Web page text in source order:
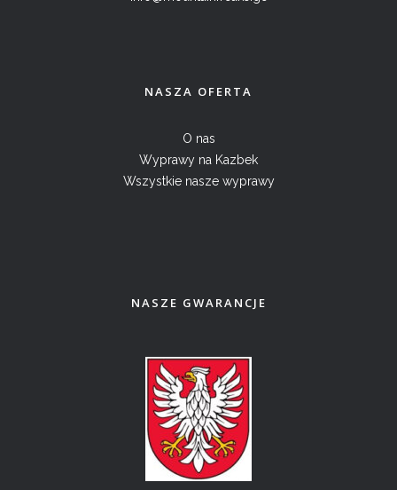
NASZA OFERTA
O nas
Wyprawy na Kazbek
Wszystkie nasze wyprawy
NASZE GWARANCJE